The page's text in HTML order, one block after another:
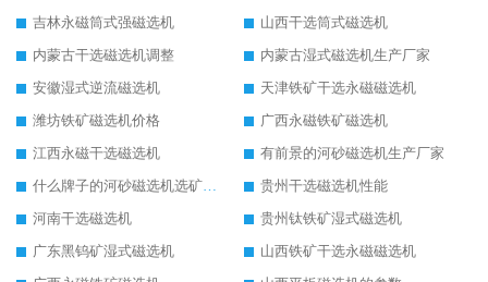
吉林永磁筒式强磁选机
山西干选筒式磁选机
内蒙古干选磁选机调整
内蒙古湿式磁选机生产厂家
安徽湿式逆流磁选机
天津铁矿干选永磁磁选机
潍坊铁矿磁选机价格
广西永磁铁矿磁选机
江西永磁干选磁选机
有前景的河砂磁选机生产厂家
什么牌子的河砂磁选机选矿效果好
贵州干选磁选机性能
河南干选磁选机
贵州钛铁矿湿式磁选机
广东黑钨矿湿式磁选机
山西铁矿干选永磁磁选机